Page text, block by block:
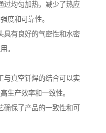
均匀加热，减少了热应
度和可靠性。
有良好的气密性和水密
。
真空钎焊的结合可以实
生产效率和一致性。
保了产品的一致性和可